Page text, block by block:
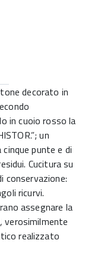
decorato in
in cuoio rosso la
un
punte e di
Cucitura su
conservazione:
ricurvi.
assegnare la
verosimilmente
realizzato